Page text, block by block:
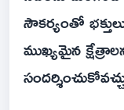
సౌకర్యంతో
ముఖ్యమైన